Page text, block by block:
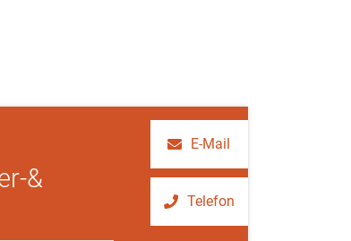
&
E-Mail
Telefon